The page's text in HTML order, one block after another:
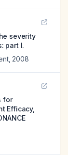
severity
part I.
, 2008
for
Efficacy,